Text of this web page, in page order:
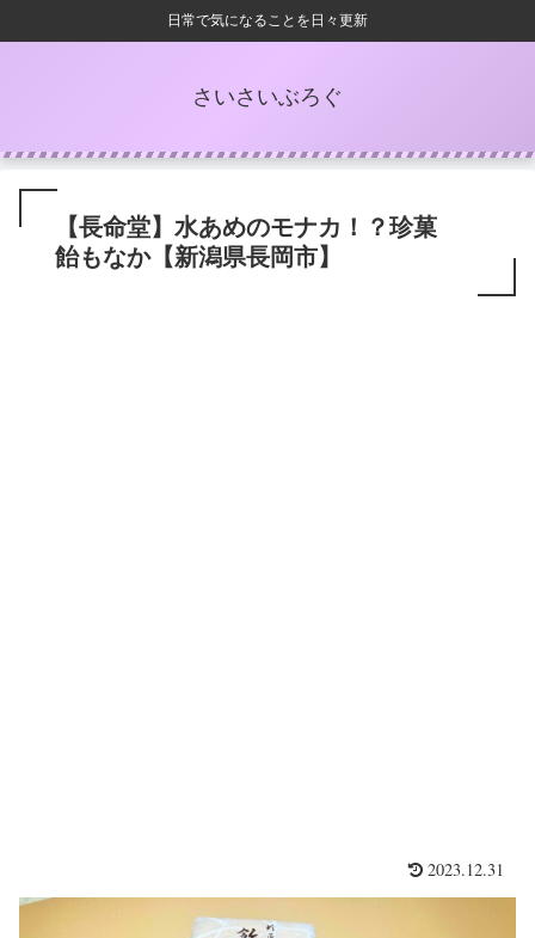
日常で気になることを日々更新
さいさいぶろぐ
【長命堂】水あめのモナカ！？珍菓
飴もなか【新潟県長岡市】
2023.12.31